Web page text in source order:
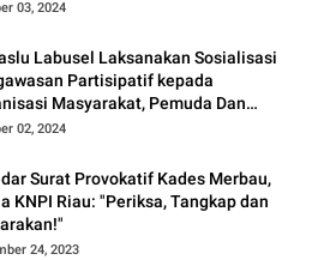
03, 2024
Labusel Laksanakan Sosialisasi
Partisipatif kepada
Masyarakat, Pemuda Dan
Pada pilkada Serentak 2024
02, 2024
Surat Provokatif Kades Merbau,
KNPI Riau: "Periksa, Tangkap dan
24, 2023